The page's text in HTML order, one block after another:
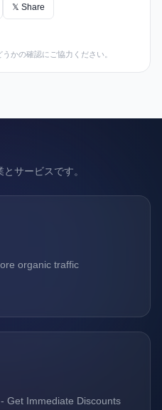
𝕏 Share
かの確認にご協力ください。
サービスです。
organic traffic
Get Immediate Discounts